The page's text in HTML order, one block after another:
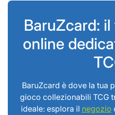
BaruZcard:
online
BaruZcard è dove la tua
gioco collezionabili TCG
ideale: esplora il negozio